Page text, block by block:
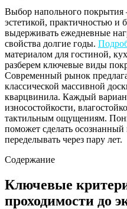
Выбор напольного покрытия
эстетикой, практичностью
выдерживать ежедневные
свойства долгие годы.
материалом для гостиной,
разберем ключевые виды
Современный рынок
классической массивной
кварцвинила. Каждый
износостойкости,
тактильным ощущениям.
поможет сделать
переделывать через пару лет.
Содержание
Ключевые
проходимости до